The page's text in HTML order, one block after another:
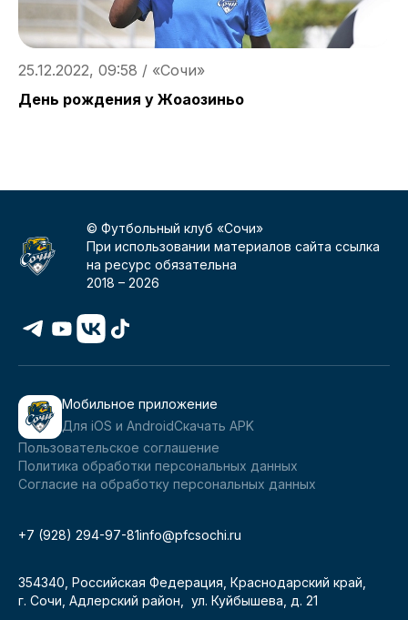
25.12.2022, 09:58 / «Сочи»
День рождения у Жоаозиньо
© Футбольный клуб «Сочи»
При использовании материалов сайта ссылка
на ресурс обязательна
2018 –2026
Мобильное приложение
Для iOS и AndroidСкачать APK
Пользовательское соглашение
Политика обработки персональных данных
Согласие на обработку персональных данных
+7 (928) 294-97-81info@pfcsochi.ru
354340, Российская Федерация, Краснодарский край,
г. Сочи, Адлерский район, ул. Куйбышева, д. 21